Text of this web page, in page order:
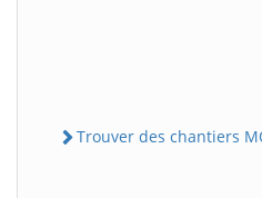
Trouver des chantiers